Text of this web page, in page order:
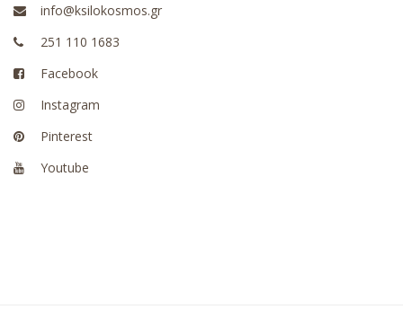
info@ksilokosmos.gr
251 110 1683
Facebook
Instagram
Pinterest
Youtube